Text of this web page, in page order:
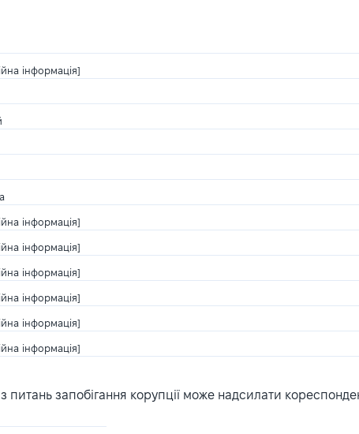
інформація]
інформація]
інформація]
інформація]
інформація]
інформація]
інформація]
запобігання корупції може надсилати